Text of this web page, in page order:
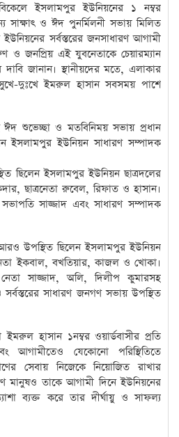
ইসলামপুর ইউনিয়নের ১ নম্বর
সাক্ষাৎ ও ঈদ পুনর্মিলনী সভায় মিলিত
সর্বস্তরের জনসাধারণ আগামী
ও জনপ্রিয় এই যুবনেতাকে চেয়ারম্যান
দাবি জানান। স্থানীয়দের মতে, এলাকার
দুঃখে ইমরুল হাসান সবসময় পাশে
শুভেচ্ছা ও মতবিনিময় সভায় প্রধান
ইসলামপুর ইউনিয়ন সাধারণ সম্পাদক
ছিলেন ইসলামপুর ইউনিয়ন ছাত্রদলের
ছাত্রনেতা রুবেল, রিফাত ও হাসান।
সাজ্জাদ এবং সাধারণ সম্পাদক
উপস্থিত ছিলেন ইসলামপুর ইউনিয়ন
ইকবাল, বখতিয়ার, কাজল ও খোকা।
সাজ্জাদ, অলি, দিলীপ কুমারসহ
সর্বস্তরের সাধারণ জনগণ সভায় উপস্থিত
ইমরুল হাসান ১নম্বর ওয়ার্ডবাসীর প্রতি
আগামীতেও যেকোনো পরিস্থিতিতে
সেবায় নিজেকে নিয়োজিত রাখার
মানুষও তাকে আগামী দিনে ইউনিয়নের
ব্যক্ত করে তার দীর্ঘায়ু ও সাফল্য